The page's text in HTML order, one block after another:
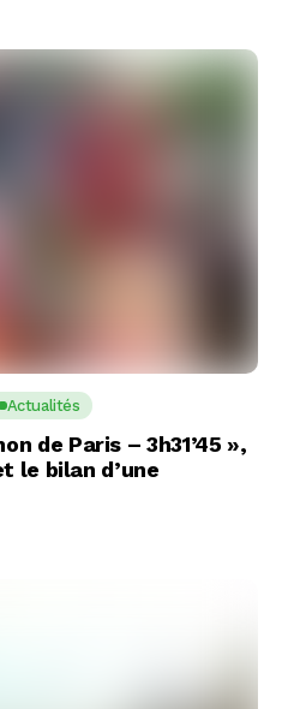
Actualités
de Paris – 3h31’45 »,
le bilan d’une